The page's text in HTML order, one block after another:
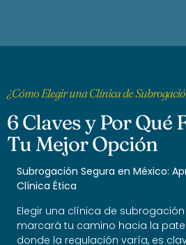
¿Cómo Elegir una Clínica de
6 Claves y Por Qué
Tu Mejor Opción
Subrogación Segura en México:
Clínica Ética
Elegir una clínica de
marcará tu camino hacia la
donde la regulación varía, es